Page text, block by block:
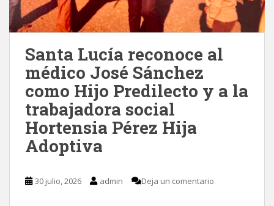
Santa Lucía reconoce al
médico José Sánchez
como Hijo Predilecto y a la
trabajadora social
Hortensia Pérez Hija
Adoptiva
30 julio, 2026 admin Deja un comentario